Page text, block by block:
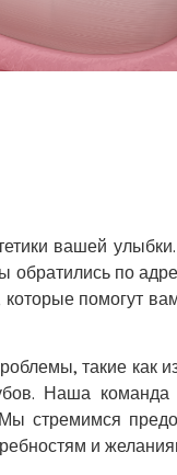
вашей
обратились по
помогут
такие как
Наша команда
стремимся
и